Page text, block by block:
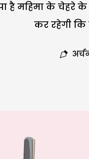
है महिमा के चेहरे
कर रहेगी